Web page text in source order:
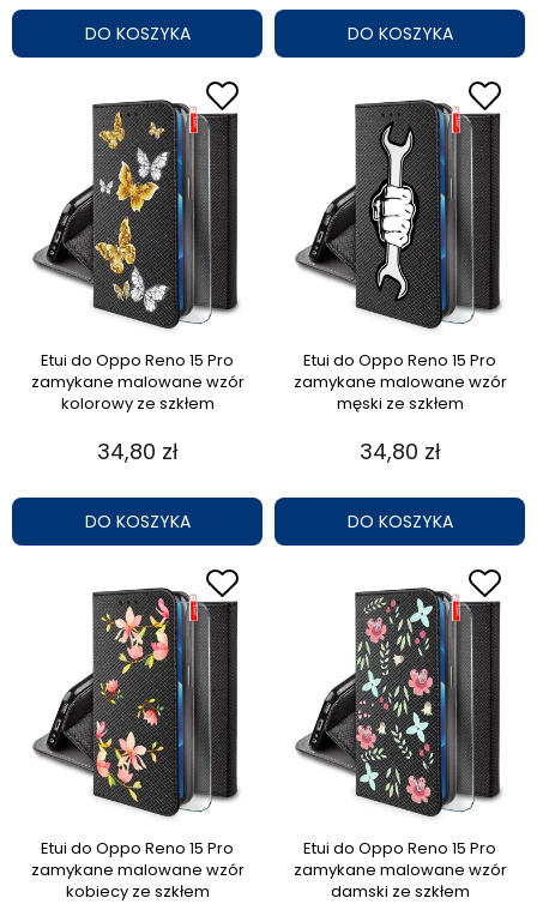
DO KOSZYKA DO KOSZYKA
Etui do Oppo Reno 15 Pro
zamykane malowane wzór
kolorowy ze szkłem
34,80 zł
DO KOSZYKA
Etui do Oppo Reno 15 Pro
zamykane malowane wzór
męski ze szkłem
34,80 zł
DO KOSZYKA
Etui do Oppo Reno 15 Pro
zamykane malowane wzór
kobiecy ze szkłem
Etui do Oppo Reno 15 Pro
zamykane malowane wzór
damski ze szkłem